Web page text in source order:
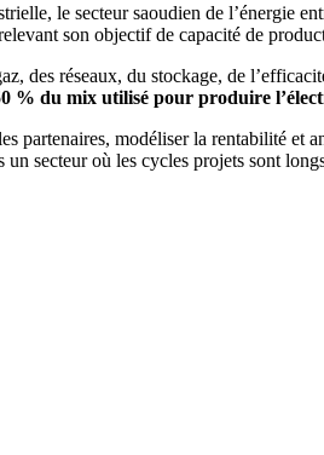
le secteur saoudien de l’énergie
son objectif de capacité de
des réseaux, du stockage, de
% du mix utilisé pour produire
modéliser la rentabilité et
secteur où les cycles projets sont